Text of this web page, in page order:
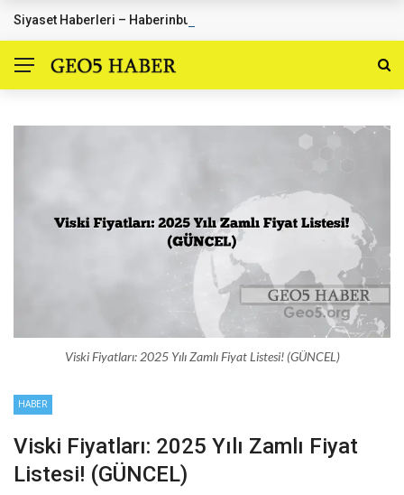
SON DAKIKA HABERLER
Siyaset Haberleri – Haberinburada.com.tr
Viski Fiyatları: 2025 Yılı Zamlı Fiyat Listesi! (GÜNCEL)
HABER
Viski Fiyatları: 2025 Yılı Zamlı Fiyat
Listesi! (GÜNCEL)